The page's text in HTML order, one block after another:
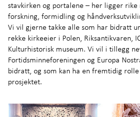
stavkirken og portalene – her ligger
forskning, formidling og
Vi vil gjerne takke alle som har bidratt
rekke kirkeeier i Polen, Riksantikvaren,
Kulturhistorisk museum. Vi vil i tillegg
Fortidsminneforeningen og Europa
bidratt, og som kan ha en fremtidig
prosjektet.